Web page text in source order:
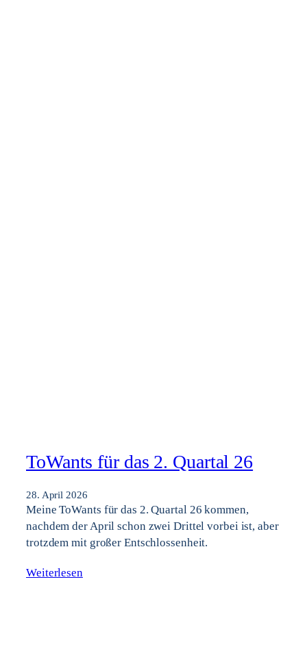
ToWants für das 2. Quartal 26
28. April 2026
Meine ToWants für das 2. Quartal 26 kommen,
nachdem der April schon zwei Drittel vorbei ist, aber
trotzdem mit großer Entschlossenheit.
Weiterlesen